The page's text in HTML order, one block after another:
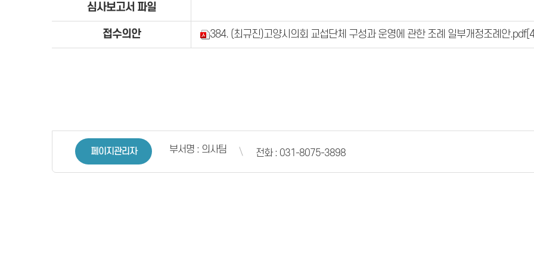
심사보고서 파일
접수의안 384. (최규진)고양시의회 교섭단체 구성과 운영에 관한 조례 일부개정조례안.pdf
페이지관리자 부서명 : 의사팀 전화 : 031-8075-3898